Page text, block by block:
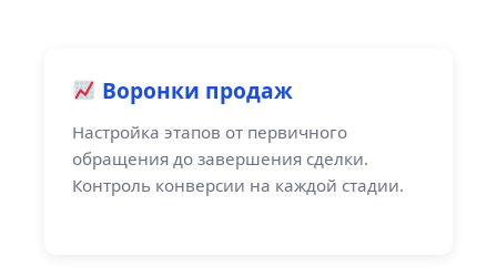
Воронки продаж
Настройка этапов от первичного
обращения до завершения сделки.
Контроль конверсии на каждой стадии.